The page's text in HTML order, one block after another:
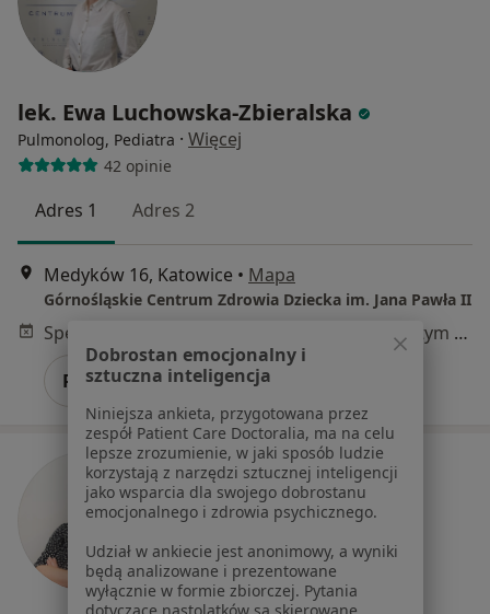
lek. Ewa Luchowska-Zbieralska
Pulmonolog, Pediatra · Więcej
42 opinie
Adres 1 Adres 2
Medyków 16, Katowice • Mapa
Górnośląskie Centrum Zdrowia Dziecka im. Jana Pawła II
Specjalista nie oferuje umawiania online pod tym adresem.
Poproś o wizytę
Dobrostan emocjonalny i
sztuczna inteligencja
Niniejsza ankieta, przygotowana przez
zespół Patient Care Doctoralia, ma na celu
lepsze zrozumienie, w jaki sposób ludzie
korzystają z narzędzi sztucznej inteligencji
jako wsparcia dla swojego dobrostanu
emocjonalnego i zdrowia psychicznego.
Udział w ankiecie jest anonimowy, a wyniki
będą analizowane i prezentowane
wyłącznie w formie zbiorczej. Pytania